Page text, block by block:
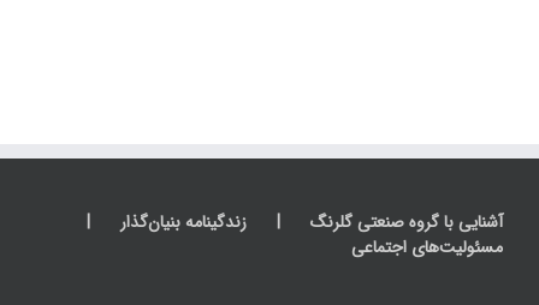
آشنایی با گروه صنعتی گلرنگ
زندگینامه بنیان‌گذار
مسئولیت‌های اجتماعی